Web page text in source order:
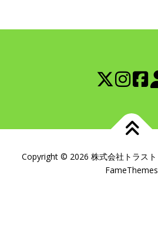
Copyright © 2026 株式会社トラスト
FameThemes